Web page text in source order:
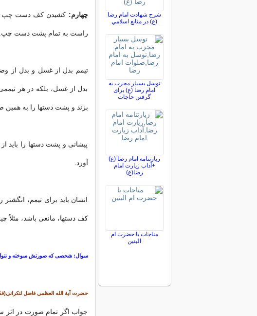
چهارم: كشیدن كف دست چپ
راست به تمام پشت دست چپ.
تیمم بدل از غسل و بدل از
بدل از غسل، بلكه در هر
بزند و پشت دستها را به
پیشانى و پشت دستها را باید
آورد.
انسان باید براى تیمم،
كف دستها، مانعى باشد، مثلاً
سوال: شخصی که صورتش سوخته و
حضرت آیة الله العظمی فاضل
جواب اگر تمام صورت در اثر
شرح شهادت امام رضا
(ع) در منابع اسلامي
توسل بسیار مجرب به
امام رضا (ع) برای
گرفتن حاجات
زیارتنامه امام رضا (ع)
+آداب زیارت امام
رضا(ع)
مناجات با حضرت ام
البنین